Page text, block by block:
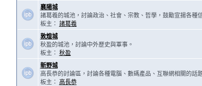
襄陽城
諸葛羲的城池，討論政治、社會、宗教、哲學，鼓勵宣揚各種
板主： 諸葛羲
敦煌城
秋盈的城池，討論中外歷史與軍事。
板主： 秋盈
新野城
高長恭的討論區，討論各種電腦、數碼產品、互聯網相關的話
板主：
高長恭